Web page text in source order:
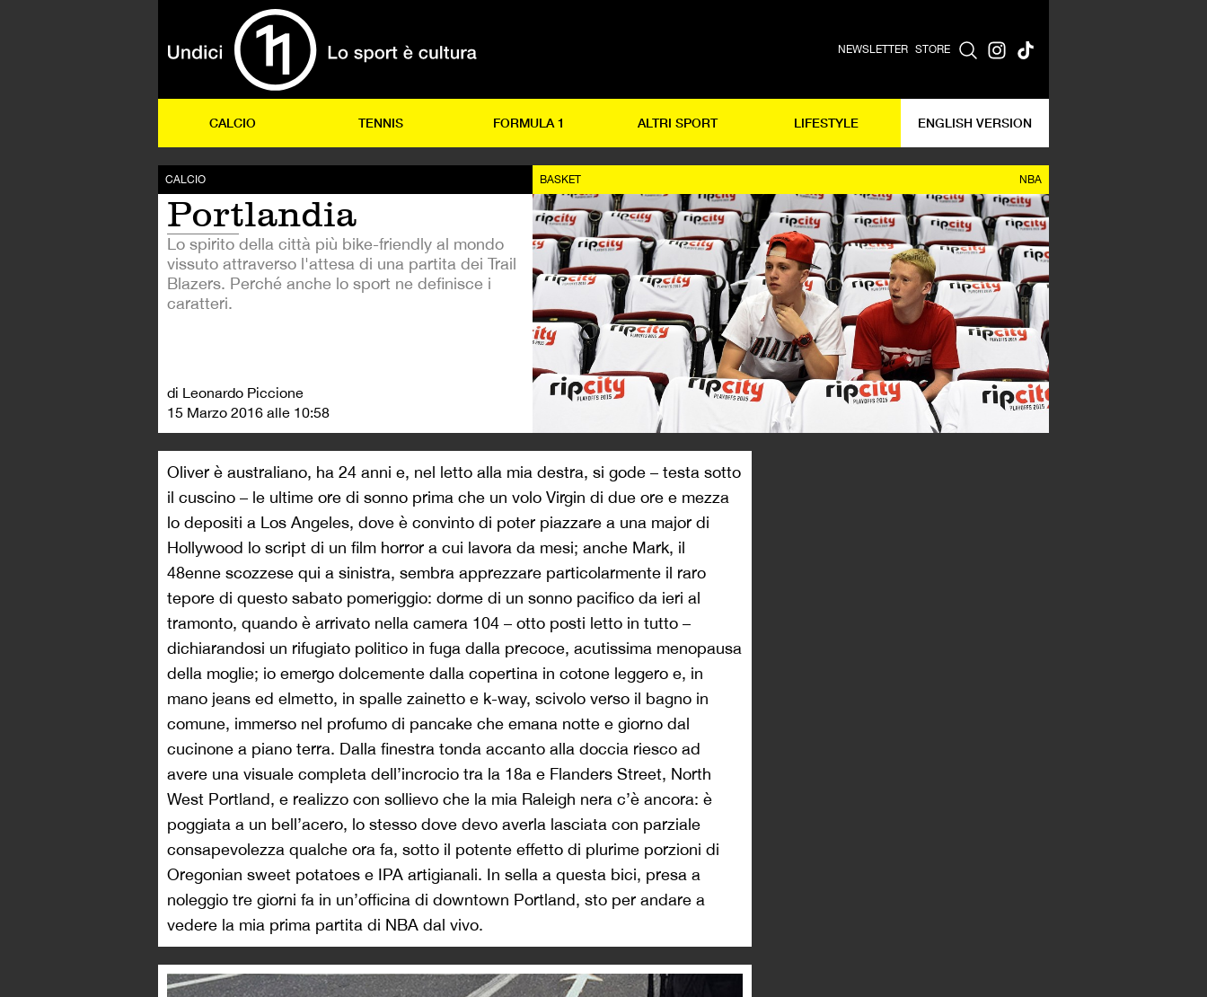
NEWSLETTER STORE
CALCIO TENNIS FORMULA 1 ALTRI SPORT LIFESTYLE ENGLISH VERSION
CALCIO
Portlandia
Lo spirito della città più bike-friendly al mondo
vissuto attraverso l'attesa di una partita dei Trail
Blazers. Perché anche lo sport ne definisce i
caratteri.
di Leonardo Piccione
15 Marzo 2016 alle 10:58
BASKET NBA
Oliver è australiano, ha 24 anni e, nel letto alla mia destra, si gode – testa sotto
il cuscino – le ultime ore di sonno prima che un volo Virgin di due ore e mezza
lo depositi a Los Angeles, dove è convinto di poter piazzare a una major di
Hollywood lo script di un film horror a cui lavora da mesi; anche Mark, il
48enne scozzese qui a sinistra, sembra apprezzare particolarmente il raro
tepore di questo sabato pomeriggio: dorme di un sonno pacifico da ieri al
tramonto, quando è arrivato nella camera 104 – otto posti letto in tutto –
dichiarandosi un rifugiato politico in fuga dalla precoce, acutissima menopausa
della moglie; io emergo dolcemente dalla copertina in cotone leggero e, in
mano jeans ed elmetto, in spalle zainetto e k-way, scivolo verso il bagno in
comune, immerso nel profumo di pancake che emana notte e giorno dal
cucinone a piano terra. Dalla finestra tonda accanto alla doccia riesco ad
avere una visuale completa dell’incrocio tra la 18a e Flanders Street, North
West Portland, e realizzo con sollievo che la mia Raleigh nera c’è ancora: è
poggiata a un bell’acero, lo stesso dove devo averla lasciata con parziale
consapevolezza qualche ora fa, sotto il potente effetto di plurime porzioni di
Oregonian sweet potatoes e IPA artigianali. In sella a questa bici, presa a
noleggio tre giorni fa in un’officina di downtown Portland, sto per andare a
vedere la mia prima partita di NBA dal vivo.